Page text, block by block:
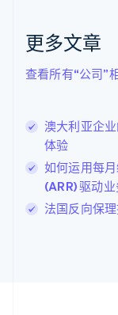
更多文章
查看所有“公司”
澳大利亚企
体验
如何运用每
(ARR) 驱动
法国反向保
克罗地亚
EnglishItaliano
拉脱维亚
English
列支敦士登
Deutsch
卢森堡
Français
罗马尼亚
English